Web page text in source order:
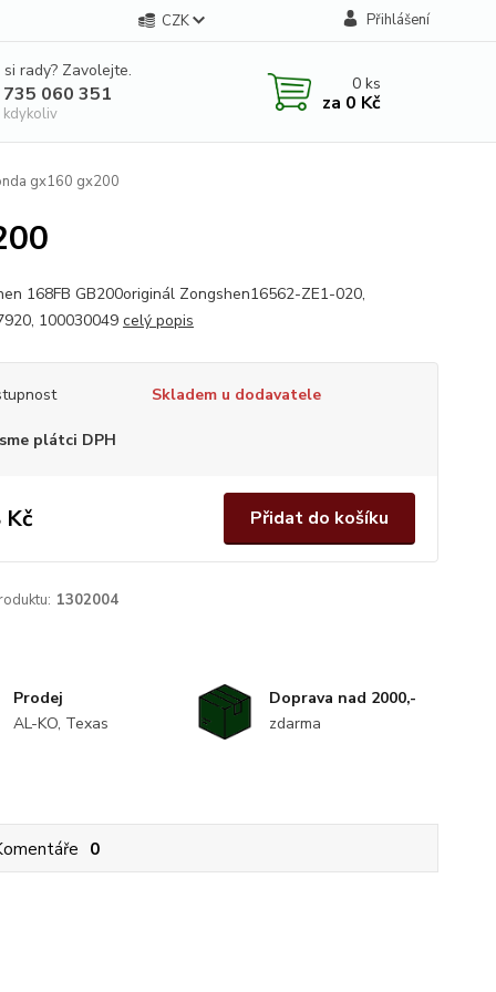
CZK Přihlášení
rady? Zavolejte.
060 351
kdykoliv
0ks
za 0 Kč
gx160 gx200
168FB GB200originál Zongshen16562-ZE1-020,
100030049 celý popis
Skladem u dodavatele
plátci DPH
Kč Přidat do košíku
1302004
Prodej
AL-KO, Texas
Doprava nad 2000,-
zdarma
0